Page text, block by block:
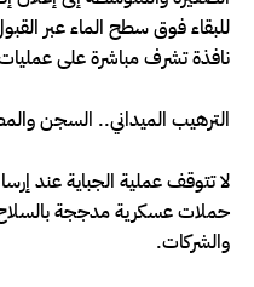
للبقاء فوق سطح الماء عبر
نافذة تشرف مباشرة على
الترهيب الميداني.. السجن
لا تتوقف عملية الجباية عند
حملات عسكرية مدججة بالسلاح
والشركات.